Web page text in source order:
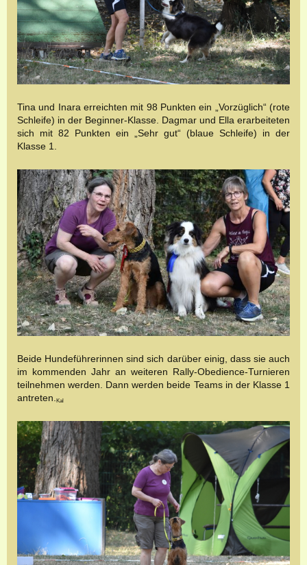
Tina und Inara erreichten mit 98 Punkten ein „Vorzüglich“ (rote
Schleife) in der Beginner-Klasse. Dagmar und Ella erarbeiteten
sich mit 82 Punkten ein „Sehr gut“ (blaue Schleife) in der
Klasse 1.
Beide Hundeführerinnen sind sich darüber einig, dass sie auch
im kommenden Jahr an weiteren Rally-Obedience-Turnieren
teilnehmen werden. Dann werden beide Teams in der Klasse 1
antreten.
Kal